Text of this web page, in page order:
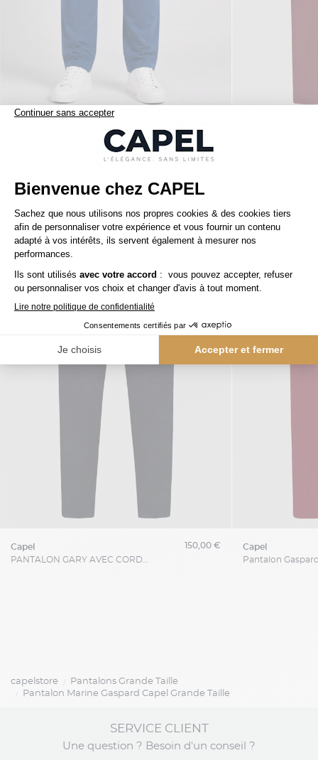
Pantalon Chino Twill pour Homme Grand Bleu
109,00 €
Nos clients aiment aussi
capel
PANTALON GARY AVEC CORDON RAYURES TENNIS CAPEL GRANDE TAILLE
150,00 € capel
capelstore
Pantalons Grande Taille
Pantalon Marine Gaspard Capel Grande Taille
SERVICE CLIENT
Une question ? Besoin d'un conseil ?